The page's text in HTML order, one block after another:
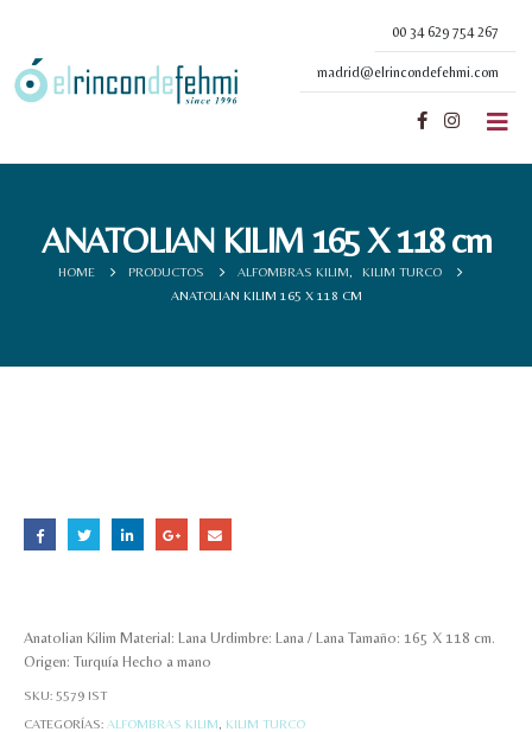
00 34 629 754 267
madrid@elrincondefehmi.com
ANATOLIAN KILIM 165 X 118 cm
HOME PRODUCTOS ALFOMBRAS KILIM
KILIM TURCO
ANATOLIAN KILIM 165 X 118 CM
Anatolian Kilim Material: Lana Urdimbre: Lana / Lana Tamaño: 165 X 118 cm.
Origen: Turquía Hecho a mano
SKU: 5579 IST
CATEGORÍAS: ALFOMBRAS KILIM KILIM TURCO